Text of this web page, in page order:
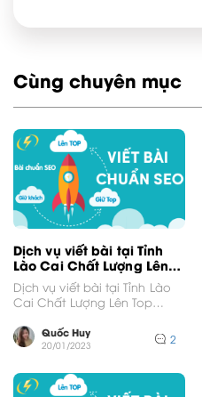
Cùng chuyên mục
Dịch vụ viết bài tại Tỉnh
Lào Cai Chất Lượng Lên
Top Google
Dịch vụ viết bài tại Tỉnh Lào
Cai Chất Lượng Lên Top
tranh khốc...
Quốc Huy
20/01/2023 2